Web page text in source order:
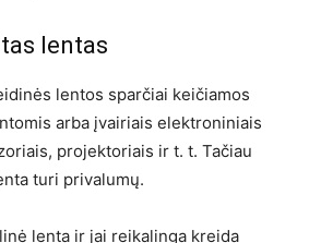
lentas
lentos sparčiai keičiamos
arba įvairiais elektroniniais
projektoriais ir t. t. Tačiau
turi privalumų.
lenta ir jai reikalinga kreida